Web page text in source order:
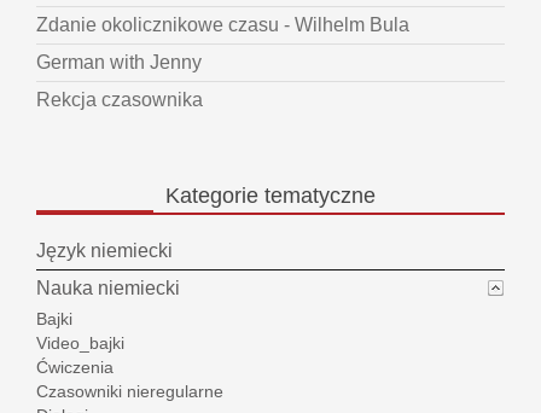
Zdanie okolicznikowe czasu - Wilhelm Bula
German with Jenny
Rekcja czasownika
Kategorie tematyczne
Język niemiecki
Nauka niemiecki
Bajki
Video_bajki
Ćwiczenia
Czasowniki nieregularne